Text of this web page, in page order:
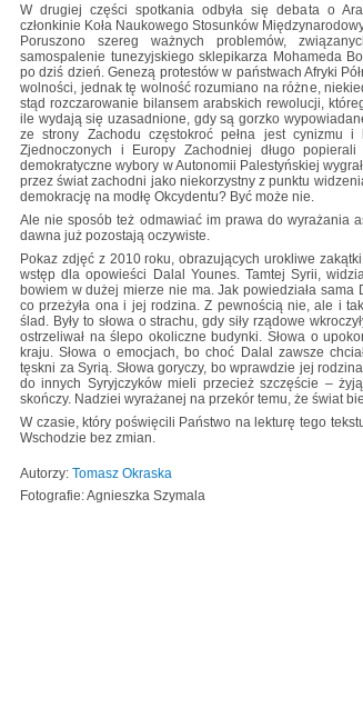
W drugiej części spotkania odbyła się debata o
członkinie Koła Naukowego Stosunków
Poruszono szereg ważnych problemów,
samospalenie tunezyjskiego sklepikarza Mohameda
po dziś dzień. Genezą protestów w państwach Afryki
wolności, jednak tę wolność rozumiano na różne,
stąd rozczarowanie bilansem arabskich rewolucji,
ile wydają się uzasadnione, gdy są gorzko
ze strony Zachodu częstokroć pełna jest cynizmu
Zjednoczonych i Europy Zachodniej długo
demokratyczne wybory w Autonomii Palestyńskiej
przez świat zachodni jako niekorzystny z punktu
demokrację na modłę Okcydentu? Być może nie.
Ale nie sposób też odmawiać im prawa do wyrażania
dawna już pozostają oczywiste.
Pokaz zdjęć z 2010 roku, obrazujących urokliwe
wstęp dla opowieści Dalal Younes. Tamtej Syrii,
bowiem w dużej mierze nie ma. Jak powiedziała sama
co przeżyła ona i jej rodzina. Z pewnością nie, ale i
ślad. Były to słowa o strachu, gdy siły rządowe
ostrzeliwał na ślepo okoliczne budynki. Słowa o
kraju. Słowa o emocjach, bo choć Dalal zawsze
tęskni za Syrią. Słowa goryczy, bo wprawdzie jej
do innych Syryjczyków mieli przecież szczęście –
skończy. Nadziei wyrażanej na przekór temu, że świat
W czasie, który poświęcili Państwo na lekturę tego
Wschodzie bez zmian.
Autorzy: Tomasz Okraska
Fotografie: Agnieszka Szymala